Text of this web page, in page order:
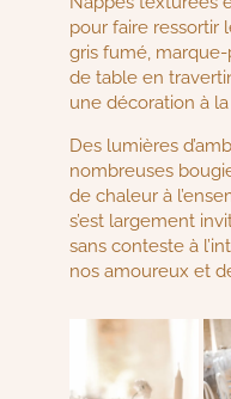
pour faire ressortir
gris fumé,
de table en
une décoration à
Des lumières
nombreuses
de chaleur à
s’est largement
sans conteste à
nos amoureux et